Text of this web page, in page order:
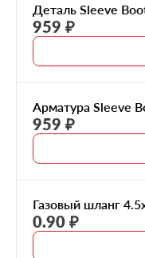
Деталь Sleeve
959 ₽
Арматура Sleeve
959 ₽
Газовый шланг
0.90 ₽